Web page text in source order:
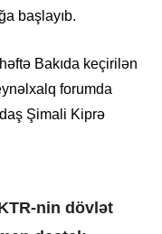
başlayıb.
Bakıda keçirilən
forumda
Şimali Kiprə
nin dövlət